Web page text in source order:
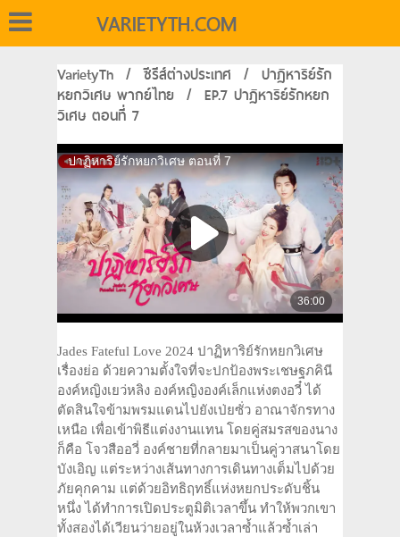
VARIETYTH.COM
VarietyTh / ซีรีส์ต่างประเทศ / ปาฏิหาริย์รัก
หยกวิเศษ พากย์ไทย / EP.7 ปาฏิหาริย์รักหยก
วิเศษ ตอนที่ 7
Jades Fateful Love 2024 ปาฏิหาริย์รักหยกวิเศษ
เรื่องย่อ ด้วยความตั้งใจที่จะปกป้องพระเชษฐภคินี
องค์หญิงเยว่หลิง องค์หญิงองค์เล็กแห่งตงอวี๋ ได้
ตัดสินใจข้ามพรมแดนไปยังเป่ยซั่ว อาณาจักรทาง
เหนือ เพื่อเข้าพิธีแต่งงานแทน โดยคู่สมรสของนาง
ก็คือ โจวสืออวี่ องค์ชายที่กลายมาเป็นคู่วาสนาโดย
บังเอิญ แต่ระหว่างเส้นทางการเดินทางเต็มไปด้วย
ภัยคุกคาม แต่ด้วยอิทธิฤทธิ์แห่งหยกประดับชิ้น
หนึ่ง ได้ทำการเปิดประตูมิติเวลาขึ้น ทำให้พวกเขา
ทั้งสองได้เวียนว่ายอยู่ในห้วงเวลาซ้ำแล้วซ้ำเล่า